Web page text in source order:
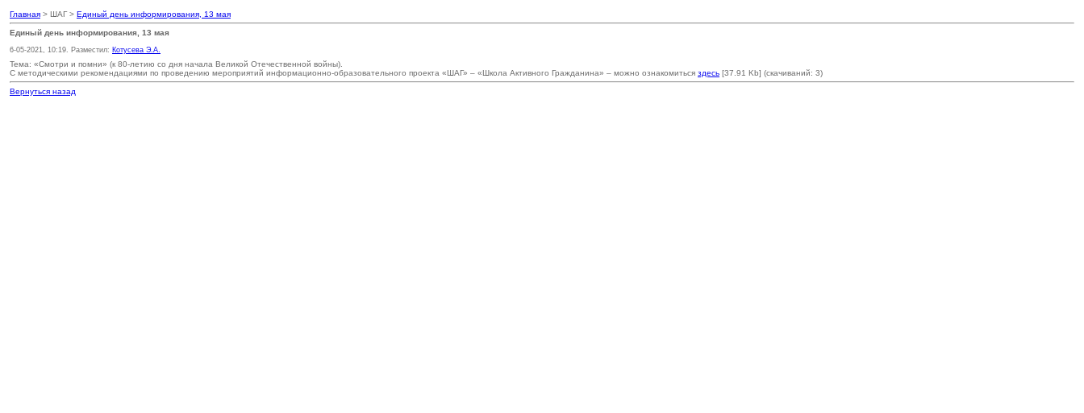
Главная > ШАГ > Единый день информирования, 13 мая
Единый день информирования, 13 мая
6-05-2021, 10:19. Разместил: Котусева Э.А.
Тема: «Смотри и помни» (к 80-летию со дня начала Великой Отечественной войны).
С методическими рекомендациями по проведению мероприятий информационно-образовательного проекта «ШАГ» – «Школа Активного Гражданина» – можно ознакомиться здесь [37.91 Kb] (cкачиваний: 3)
Вернуться назад